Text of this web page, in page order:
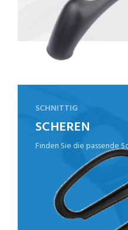
SCHNITTIG
SCHEREN
Finden Sie die passende